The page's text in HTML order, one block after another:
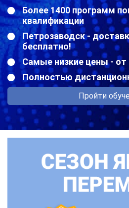
Более 1400 программ
квалификации
Петрозаводск -
бесплатно!
Самые низкие цены - от
Полностью
Пройти